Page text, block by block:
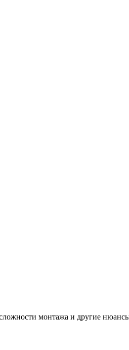
монтажа и другие